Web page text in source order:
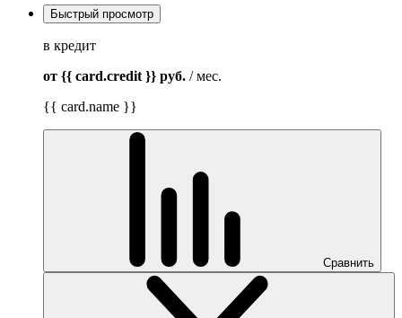
Быстрый просмотр
в кредит
от {{ card.credit }} руб. / мес.
{{ card.name }}
Сравнить